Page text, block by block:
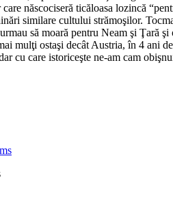
născociseră ticăloasa lozincă
similare cultului strămoşilor.
să moară pentru Neam şi Ţară
mulţi ostaşi decât Austria, în 4 ani
cu care istoriceşte ne-am cam